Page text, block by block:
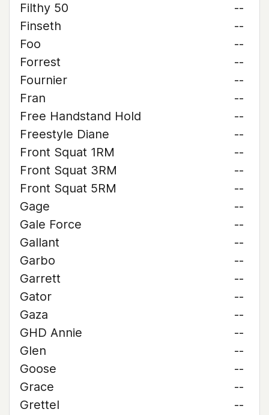
Filthy 50
--
Finseth
--
Foo
--
Forrest
--
Fournier
--
Fran
--
Free Handstand Hold
--
Freestyle Diane
--
Front Squat 1RM
--
Front Squat 3RM
--
Front Squat 5RM
--
Gage
--
Gale Force
--
Gallant
--
Garbo
--
Garrett
--
Gator
--
Gaza
--
GHD Annie
--
Glen
--
Goose
--
Grace
--
Grettel
--